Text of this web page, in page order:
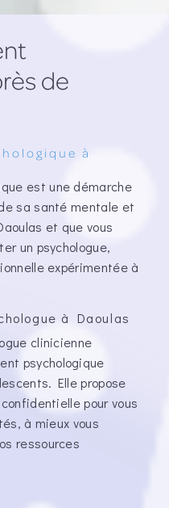
de
à
est une démarche
sa santé mentale et
et que vous
un psychologue,
expérimentée à
à Daoulas
clinicienne
psychologique
Elle propose
pour vous
à mieux vous
ressources